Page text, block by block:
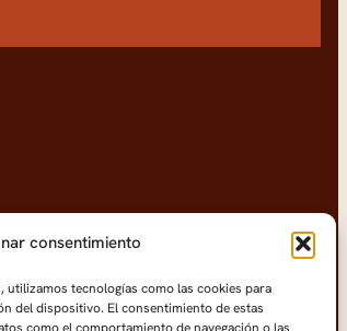
consentimiento
utilizamos tecnologías como las cookies para
del dispositivo. El consentimiento de estas